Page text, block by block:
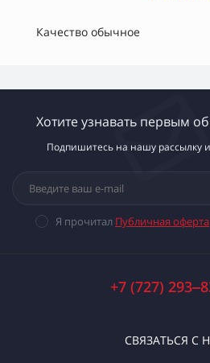
Качество обычное
Хотите узнавать первым
Подпишитесь на нашу рассылку
Я прочитал Публичная оферта
+7 (727)
СВЯЗАТЬСЯ С